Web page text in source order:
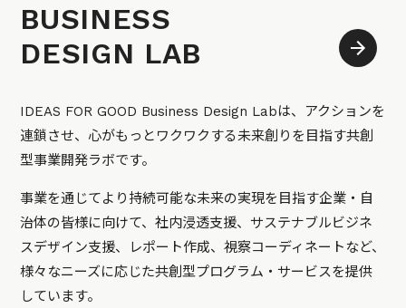
BUSINESS
DESIGN LAB
IDEAS FOR GOOD Business Design Labは、アクションを
連鎖させ、心がもっとワクワクする未来創りを目指す共創
型事業開発ラボです。
事業を通じてより持続可能な未来の実現を目指す企業・自
治体の皆様に向けて、社内浸透支援、サステナブルビジネ
スデザイン支援、レポート作成、視察コーディネートなど、
様々なニーズに応じた共創型プログラム・サービスを提供
しています。